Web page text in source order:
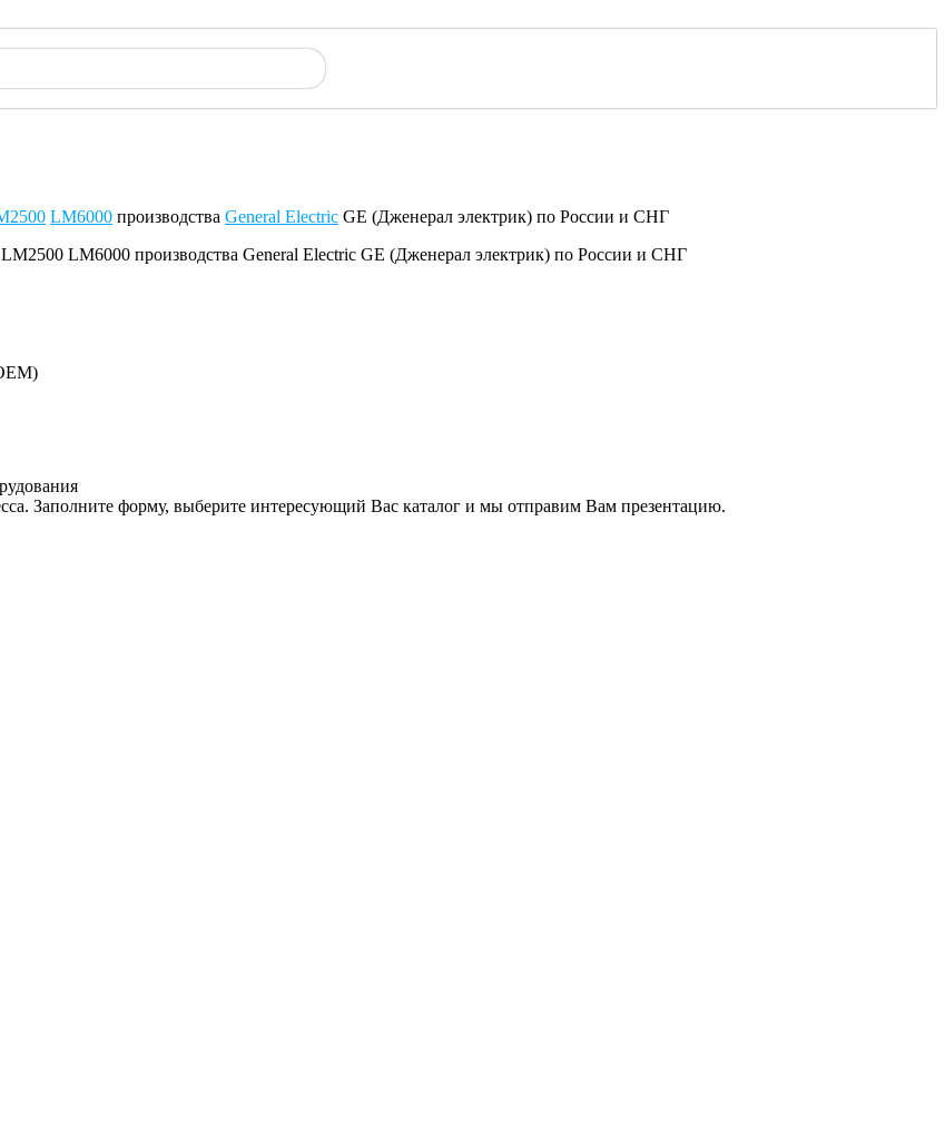
LM6000 производства General Electric GE (Дженерал электрик) по России и СНГ
Заполните форму, выберите интересующий Вас каталог и мы отправим Вам презентацию.